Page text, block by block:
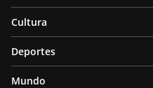
Cultura
Deportes
Mundo